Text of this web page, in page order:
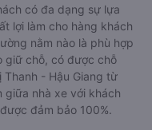
có đa dạng sự lựa
lợi làm cho hàng khách
nằm nào là phù hợp
giữ chỗ, có được chỗ
- Hậu Giang từ
giữa nhà xe với khách
đảm bảo 100%.